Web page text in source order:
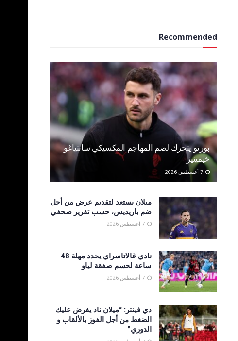
Recommended
بورتو يتحرك لضم المهاجم المكسيكي سانتياغو
خيمينيز
ميلان يستعد لتقديم عرض من أجل
ضم باريديس، حسب تقرير صحفي
نادي غالاتاسراي يحدد مهلة 48
ساعة لحسم صفقة لياو
دي فينتر: “ميلان ناد يفرض عليك
الضغط من أجل الفوز بالألقاب و
الدوري”